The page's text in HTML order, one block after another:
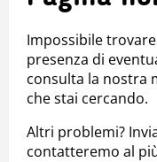
Impossibile
presenza di
consulta la nostra
che stai cercando.
Altri problemi?
contatteremo al